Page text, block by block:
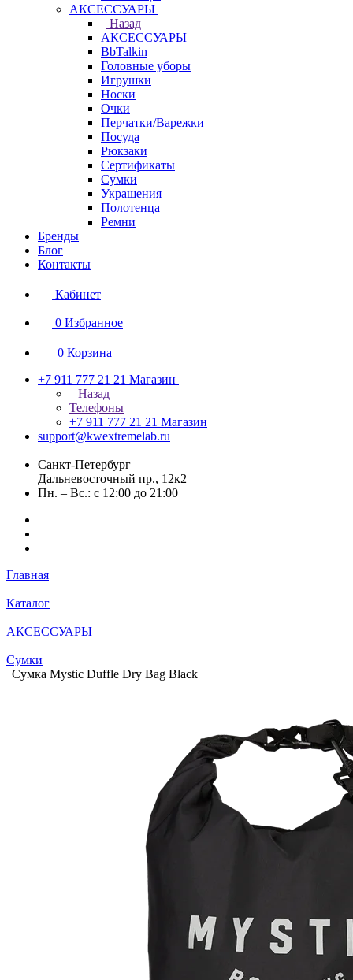
АКСЕССУАРЫ
Назад
АКСЕССУАРЫ
BbTalkin
Головные уборы
Игрушки
Носки
Очки
Перчатки/Варежки
Посуда
Рюкзаки
Сертификаты
Сумки
Украшения
Полотенца
Ремни
Бренды
Блог
Контакты
Кабинет
0 Избранное
0 Корзина
+7 911 777 21 21 Магазин
Назад
Телефоны
+7 911 777 21 21 Магазин
support@kwextremelab.ru
Санкт-Петербург
Дальневосточный пр., 12к2
Пн. – Вс.: с 12:00 до 21:00
Главная
Каталог
АКСЕССУАРЫ
Сумки
Сумка Mystic Duffle Dry Bag Black